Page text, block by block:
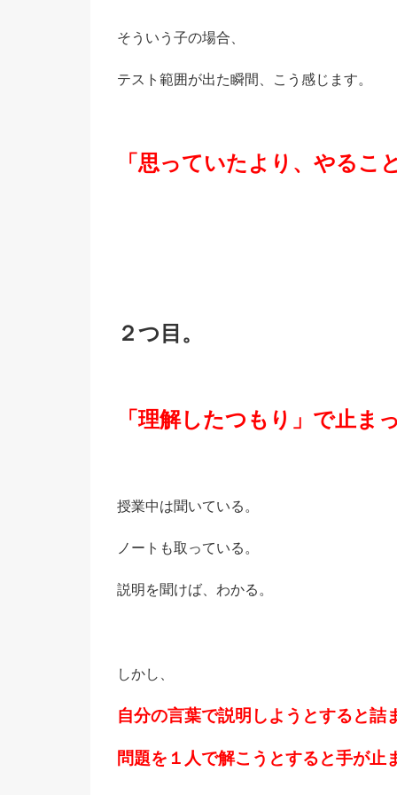
そういう子の場合、
テスト範囲が出た瞬間、こう感じます。
「思っていたより、やるこ
２つ目。
「理解したつもり」で止ま
授業中は聞いている。
ノートも取っている。
説明を聞けば、わかる。
しかし、
自分の言葉で説明しようとすると詰
問題を１人で解こうとすると手が止